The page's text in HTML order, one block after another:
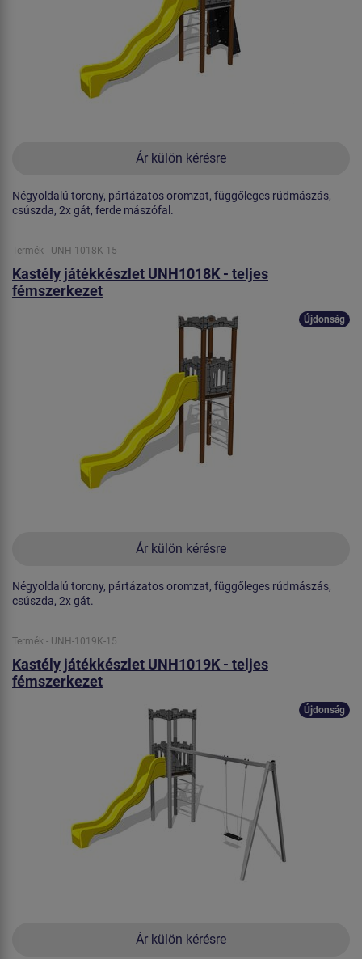
Ár külön kérésre
Négyoldalú torony, pártázatos oromzat, függőleges rúdmászás,
csúszda, 2x gát, ferde mászófal.
Termék - UNH-1018K-15
Kastély játékkészlet UNH1018K - teljes
fémszerkezet
Ár külön kérésre
Újdonság
Négyoldalú torony, pártázatos oromzat, függőleges rúdmászás,
csúszda, 2x gát.
Termék - UNH-1019K-15
Kastély játékkészlet UNH1019K - teljes
fémszerkezet
Ár külön kérésre
Újdonság